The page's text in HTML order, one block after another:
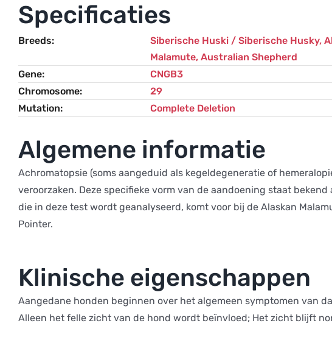
Specificaties
Breeds Siberische Huski / Siberische Husky,
Malamute, Australian Shepherd
Gene
CNGB3
Chromosome
29
Mutation
Complete Deletion
Algemene informatie
Achromatopsie (soms aangeduid als kegeldegeneratie of
veroorzaken. Deze specifieke vorm van de aandoening staat
die in deze test wordt geanalyseerd, komt voor bij de Alaskan
Pointer.
Klinische eigenschappen
Aangedane honden beginnen over het algemeen symptomen van
Alleen het felle zicht van de hond wordt beïnvloed; Het zicht blijft